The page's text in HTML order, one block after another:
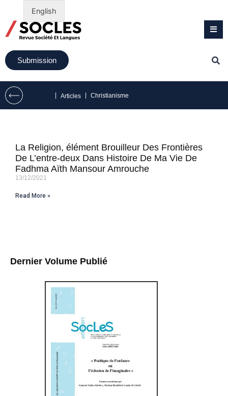
Submission
Articles Christianisme
Dernier Volume Publié
La Religion, élément Brouilleur Des Frontières
De L’entre-deux Dans Histoire De Ma Vie De
Fadhma Aïth Mansour Amrouche
13/12/2021
Read More »
English